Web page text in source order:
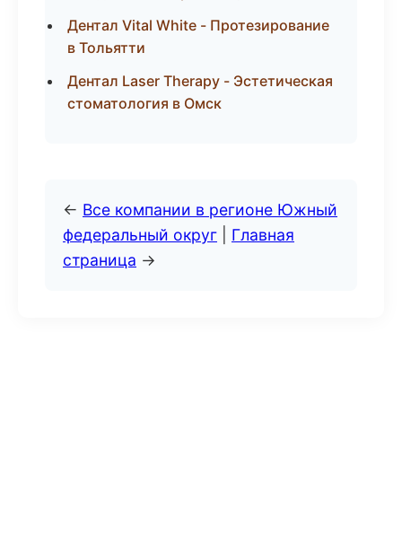
Дентал Vital White - Протезирование
в Тольятти
Дентал Laser Therapy - Эстетическая
стоматология в Омск
← Все компании в регионе Южный
федеральный округ
Главная
страница →